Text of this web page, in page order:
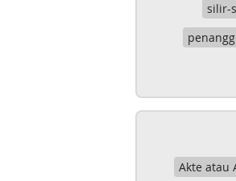
silir-
Akte atau